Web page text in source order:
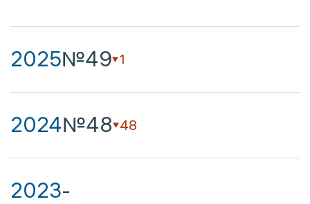
2025№49 1
2024№48 48
2023-